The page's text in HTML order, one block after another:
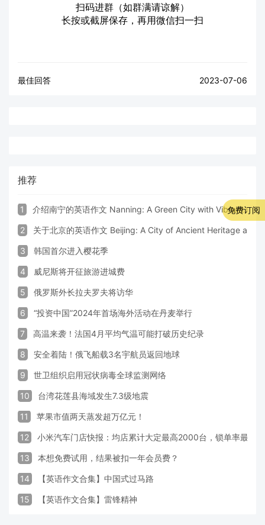
扫码进群（如群满请谅解）
长按或截屏保存，再用微信扫一扫
最佳回答 2023-07-06
推荐
1 介绍南宁的英语作文 Nanning: A Green City with Vibrant
2 关于北京的英语作文 Beijing: A City of Ancient Heritage and
3 韩国首尔进入樱花季
4 威尼斯将开征旅游进城费
5 俄罗斯外长拉夫罗夫将访华
6 “投资中国”2024年首场海外活动在丹麦举行
7 高温来袭！法国4月平均气温可能打破历史纪录
8 安全着陆！俄飞船载3名宇航员返回地球
9 世卫组织启用冠状病毒全球监测网络
10 台湾花莲县海域发生7.3级地震
11 苹果市值两天蒸发超万亿元！
12 小米汽车门店快报：均店累计大定最高2000台，锁单率最高
13 本想免费试用，结果被扣一年会员费？
14 【英语作文合集】中国式过马路
15 【英语作文合集】雷锋精神
免费订阅